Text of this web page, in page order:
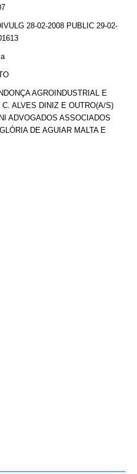
28-02-2008 PUBLIC 29-02-
AGROINDUSTRIAL E
ALVES DINIZ E OUTRO(A/S)
ADVOGADOS ASSOCIADOS
DE AGUIAR MALTA E